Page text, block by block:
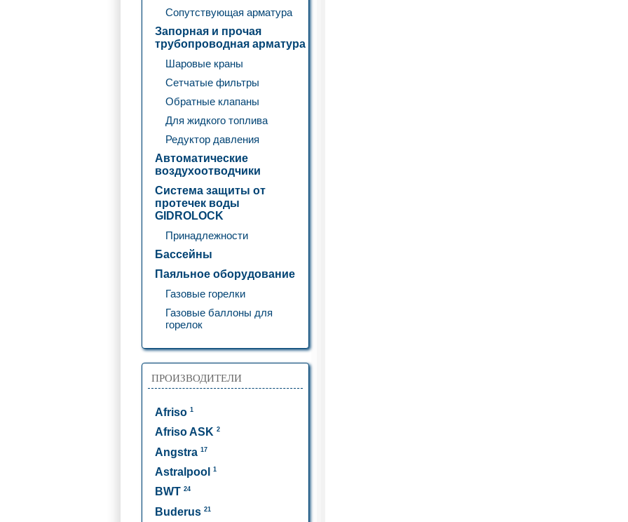
Сопутствующая арматура
Запорная и прочая
трубопроводная арматура
Шаровые краны
Сетчатые фильтры
Обратные клапаны
Для жидкого топлива
Редуктор давления
Автоматические
воздухоотводчики
Система защиты от
протечек воды
GIDROLOCK
Принадлежности
Бассейны
Паяльное оборудование
Газовые горелки
Газовые баллоны для
горелок
ПРОИЗВОДИТЕЛИ
Afriso 1
Afriso ASK 2
Angstra 17
Astralpool 1
BWT 24
Buderus 21